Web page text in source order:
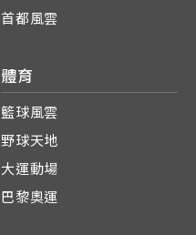
首都風雲
體育
籃球風雲
野球天地
大運動場
巴黎奧運